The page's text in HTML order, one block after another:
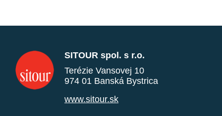
SITOUR spol. s r.o.
Terézie Vansovej 10
974 01 Banská Bystrica
www.sitour.sk